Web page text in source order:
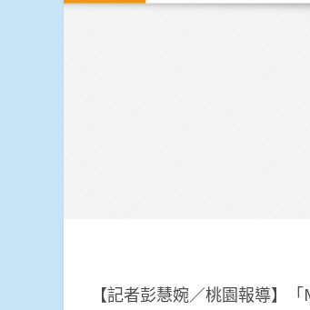
【記者彭慧婉／桃園報導】